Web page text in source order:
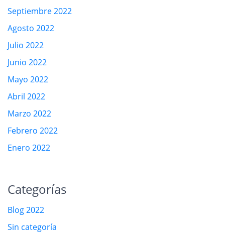
Septiembre 2022
Agosto 2022
Julio 2022
Junio 2022
Mayo 2022
Abril 2022
Marzo 2022
Febrero 2022
Enero 2022
Categorías
Blog 2022
Sin categoría